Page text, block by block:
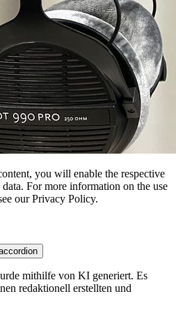
you will enable the respective
For more information on the use
our Privacy Policy.
mithilfe von KI generiert. Es
redaktionell erstellten und